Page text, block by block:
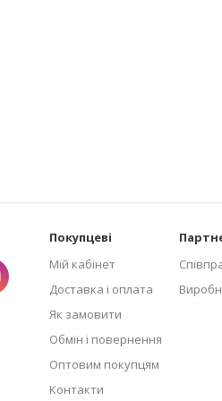
Покупцеві
Мій кабінет
Доставка і оплата
Як замовити
Обмін і повернення
Оптовим покупцям
Контакти